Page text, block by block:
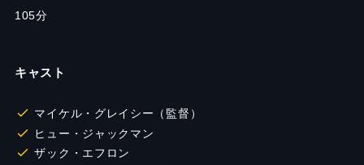
105分
キャスト
マイケル・グレイシー（監督）
ヒュー・ジャックマン
ザック・エフロン